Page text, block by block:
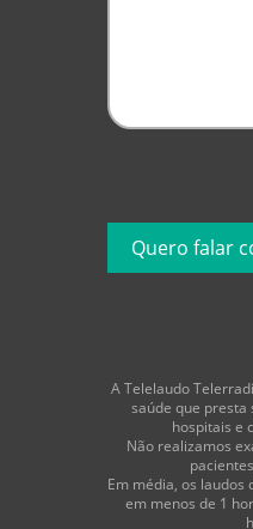
A Telelaudo
saúde que presta
hospitais e
Não realizamos
Em média, os laudos
em menos de 1